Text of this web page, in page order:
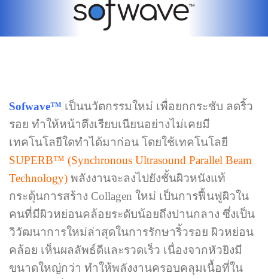
Sofwave™ เป็นนวัตกรรมใหม่ เพื่อยกกระชับ ลดริ้ว
รอย ทำให้หน้าตึงเรียบเนียนอย่างไม่เคยมี
เทคโนโลยีใดทำได้มาก่อน โดยใช้เทคโนโลยี
SUPERB™ (Synchronous Ultrasound Parallel Beam
Technology) พลังงานจะลงไปยังชั้นผิวหนังแท้
กระตุ้นการสร้าง Collagen ใหม่ เป็นการฟื้นฟูผิวใน
คนที่มีผิวหย่อนคล้อยระดับน้อยถึงปานกลาง ซึ่งเป็น
วิวัฒนาการใหม่ล่าสุดในการรักษาริ้วรอย ผิวหย่อน
คล้อย เห็นผลลัพธ์ดีและรวดเร็ว เนื่องจากหัวยิงมี
ขนาดใหญ่กว่า ทำให้พลังงานครอบคลุมเนื้อที่ใน